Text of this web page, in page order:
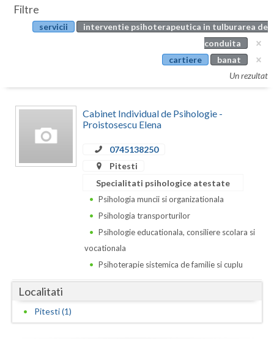
Botosani
Bucuresti
Calarasi
Caras-Severin
Dolj
Galati
Articole
Evenimente
Filtre
servicii
interventie psihoterapeutica in tulburarea de
conduita
cartiere
banat
Un rezultat
Cabinet Individual de Psihologie -
Proistosescu Elena
0745138250
Pitesti
Specialitati psihologice atestate
Psihologia muncii si organizationala
Psihologia transporturilor
Psihologie educationala, consiliere scolara si
vocationala
Psihoterapie sistemica de familie si cuplu
Localitati
Pitesti (1)